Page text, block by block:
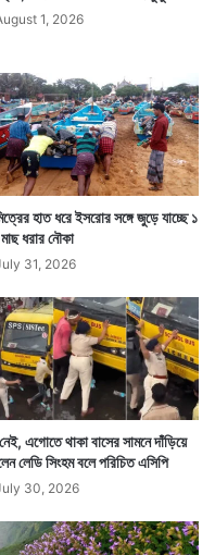
1, 2026
হাত ধরে ইসরোর সঙ্গে জুড়ে যাচ্ছে ১
ধরার নৌকা
31, 2026
এগোতে থাকা বাসের সামনে দাঁড়িয়ে
লেডি সিংহম বলে পরিচিত এসিপি
30, 2026